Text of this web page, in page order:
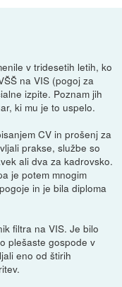
v tridesetih letih, ko
na VIS (pogoj za
izpite. Poznam jih
ki mu je to uspelo.
CV in prošenj za
prakse, službe so
ali dva za kadrovsko.
je potem mnogim
in je bila diploma
filtra na VIS. Je bilo
plešaste gospode v
eno od štirih